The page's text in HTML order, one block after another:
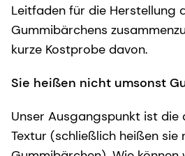
Leitfaden für die Herstellung
Gummibärchens
kurze Kostprobe davon.
Sie heißen nicht umsonst
Unser Ausgangspunkt ist die
Textur (schließlich heißen sie